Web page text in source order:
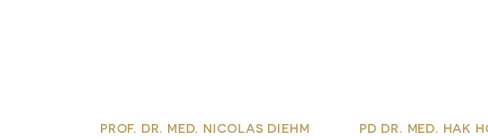
PROF. DR. MED. NICOLAS DIEHM PD DR. MED. HAK